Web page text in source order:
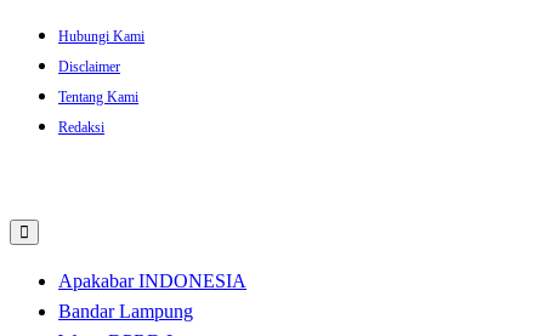
Skip
content
Hubungi Kami
Disclaimer
Tentang Kami
Redaksi
Apakabar INDONESIA
Bandar Lampung